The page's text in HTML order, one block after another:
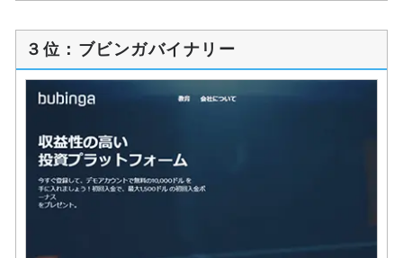
３位：ブビンガバイナリー